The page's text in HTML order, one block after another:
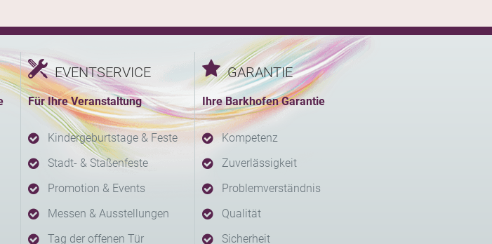
EVENTSERVICE
Für Ihre Veranstaltung
Kindergeburtstage & Feste
Stadt- & Staßenfeste
Promotion & Events
Messen & Ausstellungen
Tag der offenen Tür
GARANTIE
Ihre Barkhofen Garantie
Kompetenz
Zuverlässigkeit
Problemverständnis
Qualität
Sicherheit